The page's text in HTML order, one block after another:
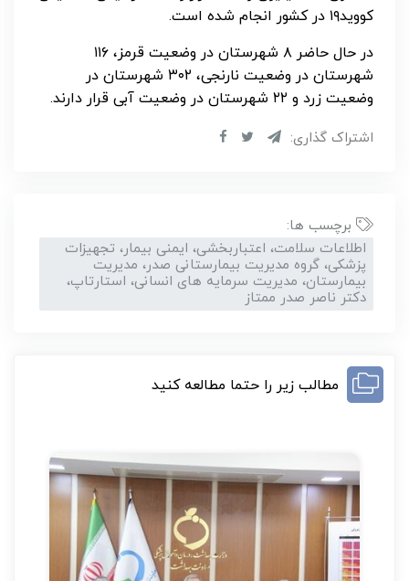
کووید۱۹ در کشور انجام شده است.
در حال حاضر ۸ شهرستان در وضعیت قرمز، ۱۱۶
شهرستان در وضعیت نارنجی، ۳۰۲ شهرستان در
وضعیت زرد و ۲۲ شهرستان در وضعیت آبی قرار دارند.
اشتراک گذاری:
برچسب ها:
اطلاعات سلامت، اعتباربخشی، ایمنی بیمار، تجهیزات
پزشکی، گروه مدیریت بیمارستانی صدر، مدیریت
بیمارستان، مدیریت سرمایه های انسانی، استارتاپ،
دکتر ناصر صدر ممتاز
مطالب زیر را حتما مطالعه کنید